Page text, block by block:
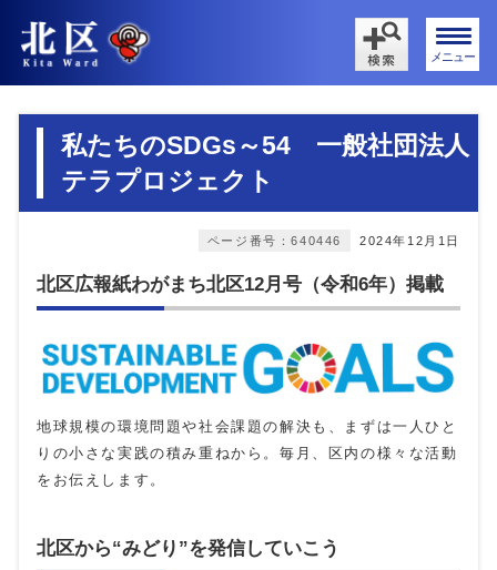
メニュー
私たちのSDGs～54 一般社団法人
テラプロジェクト
2024年12月1日
ページ番号：640446
北区広報紙わがまち北区12月号（令和6年）掲載
地球規模の環境問題や社会課題の解決も、まずは一人ひと
りの小さな実践の積み重ねから。毎月、区内の様々な活動
をお伝えします。
北区から“みどり”を発信していこう